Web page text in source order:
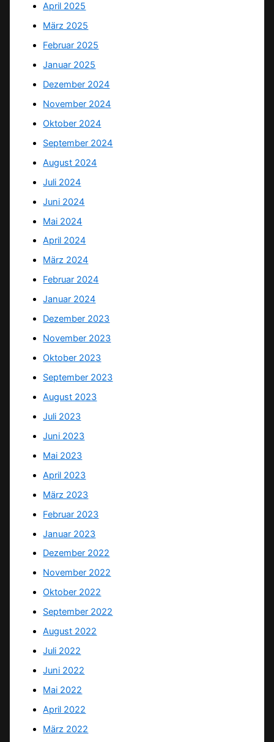
April 2025
März 2025
Februar 2025
Januar 2025
Dezember 2024
November 2024
Oktober 2024
September 2024
August 2024
Juli 2024
Juni 2024
Mai 2024
April 2024
März 2024
Februar 2024
Januar 2024
Dezember 2023
November 2023
Oktober 2023
September 2023
August 2023
Juli 2023
Juni 2023
Mai 2023
April 2023
März 2023
Februar 2023
Januar 2023
Dezember 2022
November 2022
Oktober 2022
September 2022
August 2022
Juli 2022
Juni 2022
Mai 2022
April 2022
März 2022